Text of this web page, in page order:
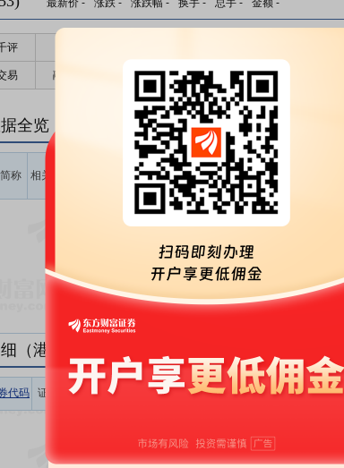
最新价 - 涨跌 - 涨跌幅 - 换手 - 总手 - 金额 -
评
易 融资融券 高管持股 股东大会
全览
称 相关
计划回购
价格区间
计划回购
数量区间
(股)
占公告前
一日总股
本比例(%)
计划回购
金额区间
暂无数据
（港股公告）
代码 证券简称 相关 收盘价 涨跌幅 回购数量 回购金额